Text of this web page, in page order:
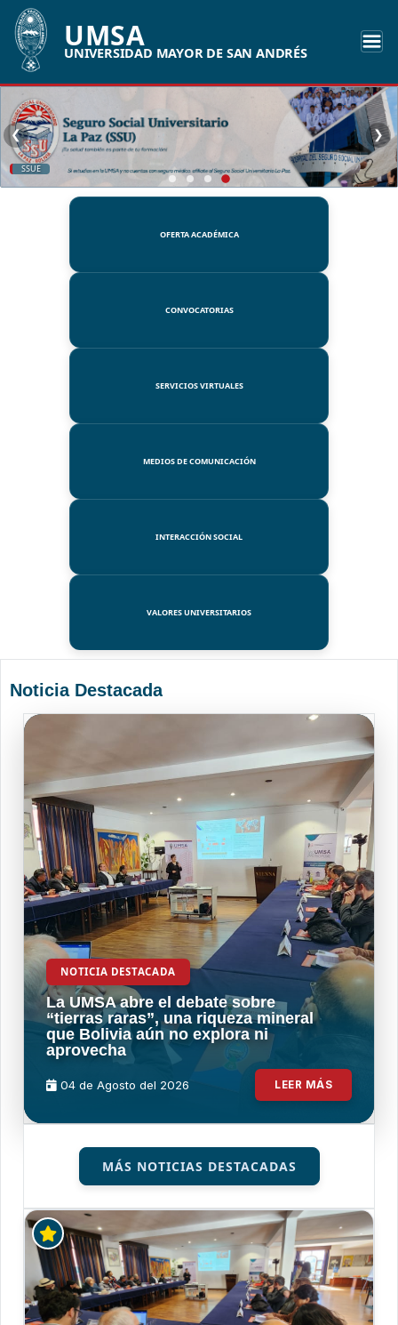
UMSA
UNIVERSIDAD MAYOR DE SAN ANDRÉS
SSUE
❮ ❯
OFERTA ACADÉMICA
CONVOCATORIAS
SERVICIOS VIRTUALES
MEDIOS DE COMUNICACIÓN
INTERACCIÓN SOCIAL
VALORES UNIVERSITARIOS
Noticia Destacada
NOTICIA DESTACADA
La UMSA abre el debate sobre
“tierras raras”, una riqueza mineral
que Bolivia aún no explora ni
aprovecha
04 de Agosto del 2026 LEER MÁS
MÁS NOTICIAS DESTACADAS